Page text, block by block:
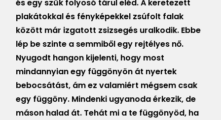
és egy szűk folyosó tárul eléd. A keretezett
plakátokkal és fényképekkel zsúfolt falak
között már izgatott zsizsegés uralkodik. Ebbe
lép be szinte a semmiből egy rejtélyes nő.
Nyugodt hangon kijelenti, hogy most
mindannyian egy függönyön át nyertek
bebocsátást, ám ez valamiért mégsem csak
egy függöny. Mindenki ugyanoda érkezik, de
máson halad át. Tehát mi a te függönyöd, ha